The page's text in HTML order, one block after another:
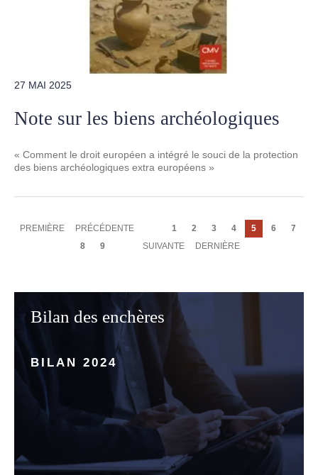
27 MAI 2025
Note sur les biens archéologiques
« Comment le droit européen a intégré le souci de la protection
des biens archéologiques extra européens »
Pagination
PREMIÈRE
PREMIÈRE
PAGE
PRÉCÉDENTE Page
1 Page
2 Page
3 Page
4
Page
courante
5 Page
6 Page
7
Page
8 Page
9
PAGE
SUIVANTE
DERNIÈRE
DERNIÈRE
Bilan des enchères
BILAN 2024